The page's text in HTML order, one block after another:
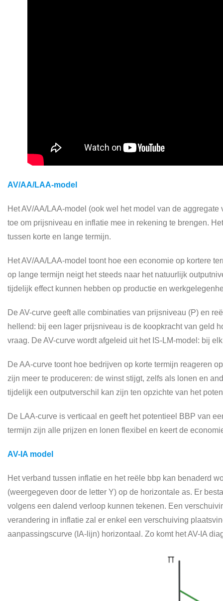
AV/AA/LAA-model
Het AV/AA/LAA-model (ook wel het model van de
toe om prijsniveau en inflatie mee in rekening te brengen.
tussen korte en lange termijn.
Het AV/AA/LAA-model toont hoe een economie op kortere
op lange termijn neigt het steeds naar het natuurlijk
tijdelijk effect kunnen hebben op productie en
De AV-curve geeft alle combinaties van prijsniveau (P) en
hellend: bij een lager prijsniveau is de koopkracht van geld
vraag. De AV-curve wordt afgeleid uit het IS-LM-model: bij
De AA-curve toont hoe bedrijven op korte termijn reageren
zijn meer te produceren: de winst stijgt, zelfs als lonen en
tijdelijk een outputverschil kan zijn ten opzichte van het
De LAA-curve is verticaal en geeft het potentieel BBP van
termijn zijn alle prijzen en lonen flexibel en keert de
AV-IA model
Het verband tussen inflatie en het reële bbp kan benaderd
(weergegeven door de letter Y) op de horizontale as. Er
volgens een dalend verloop kunnen tekenen. Een
verandering in inflatie zal er enkel een verschuiving
aanpassingscurve (IA-lijn) horizontaal. Zo komt het AV-IA